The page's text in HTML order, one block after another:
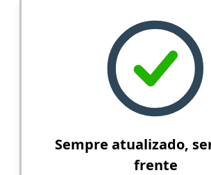
Sempre atualizado,
frente